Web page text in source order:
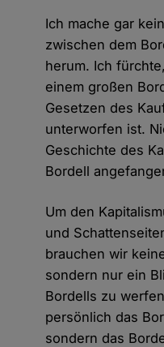
Ich mache gar
zwischen dem
herum. Ich
einem großen
Gesetzen des
unterworfen ist.
Geschichte des
Bordell
Um den
und
brauchen wir
sondern nur ein
Bordells zu
persönlich das
sondern das